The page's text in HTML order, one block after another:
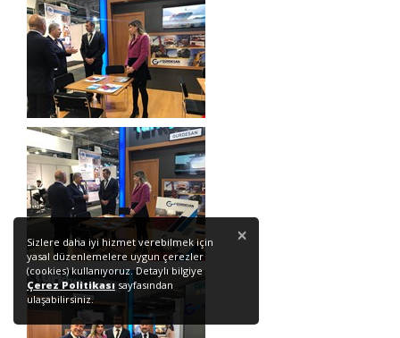
×
Sizlere daha iyi hizmet verebilmek için
yasal düzenlemelere uygun çerezler
(cookies) kullanıyoruz. Detaylı bilgiye
Çerez Politikası sayfasından
ulaşabilirsiniz.